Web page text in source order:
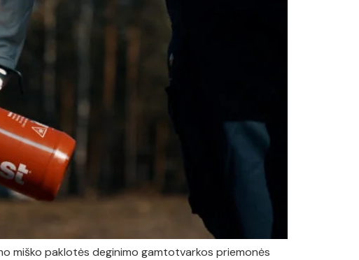
miško paklotės deginimo gamtotvarkos priemonės